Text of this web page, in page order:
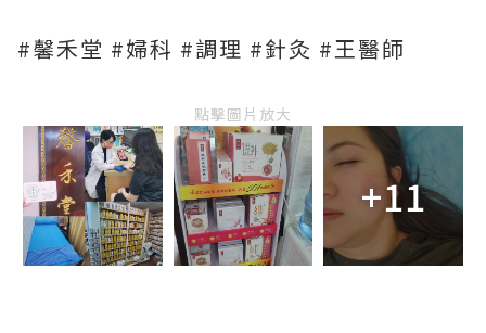
#馨禾堂 #婦科 #調理 #針灸 #王醫師
點擊圖片放大
+11